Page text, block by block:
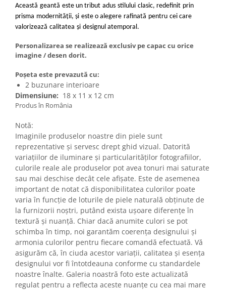
Această geantă este un tribut adus stilului clasic, redefinit prin
prisma modernității, și este o alegere rafinată pentru cei care
valorizează calitatea și designul atemporal.
Personalizarea se realizează exclusiv pe capac cu orice
imagine / desen dorit.
Poșeta este prevazută cu:
2 buzunare interioare
Dimensiune: 18 x 11 x 12 cm
Produs în România
Notă:
Imaginile produselor noastre din piele sunt
reprezentative și servesc drept ghid vizual. Datorită
variațiilor de iluminare și particularităților fotografiilor,
culorile reale ale produselor pot avea tonuri mai saturate
sau mai deschise decât cele afișate. Este de asemenea
important de notat că disponibilitatea culorilor poate
varia în funcție de loturile de piele naturală obținute de
la furnizorii noștri, putând exista ușoare diferențe în
textură și nuanță. Chiar dacă anumite culori se pot
schimba în timp, noi garantăm coerența designului și
armonia culorilor pentru fiecare comandă efectuată. Vă
asigurăm că, în ciuda acestor variații, calitatea și esența
designului vor fi întotdeauna conforme cu standardele
noastre înalte. Galeria noastră foto este actualizată
regulat pentru a reflecta aceste nuanțe cu cea mai mare